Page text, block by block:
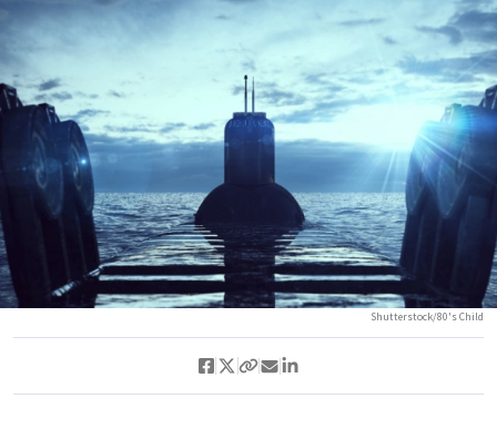
Shutterstock/80's Child